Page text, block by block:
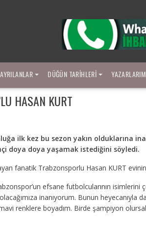
DÜĞÜN TARIHLERI
HASAN KURT
ilk kez bu sezon yakın olduklarına
doya doya yaşamak istediğini söyledi.
fanatik Trabzonsporlu Hasan KURT
efsane futbolcularının
inanıyorum. Bunun heyecanıyla
renklere boyadım. Birde şampiyon olursak